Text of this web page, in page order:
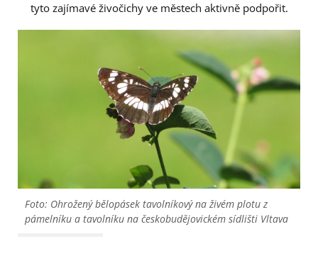
tyto zajímavé živočichy ve městech aktivně podpořit.
Foto: Ohrožený bělopásek tavolníkový na živém plotu z
pámelníku a tavolníku na českobudějovickém sídlišti Vltava